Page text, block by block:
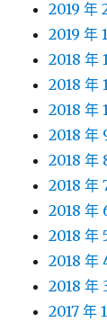
2019 年
2019 年
2018 年
2018 年
2018 年
2018 年
2018 年
2018 年
2018 年
2018 年
2018 年
2018 年
2017 年